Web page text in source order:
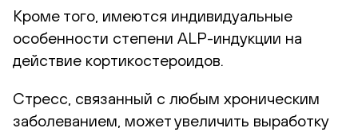
Кроме того, имеются индивидуальные
особенности степени ALP-индукции на
действие кортикостероидов.
Стресс, связанный с любым хроническим
заболеванием, может увеличить выработку